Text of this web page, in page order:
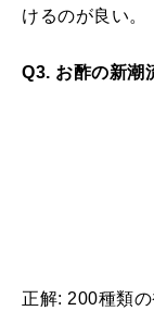
けるのが良い。
Q3. お酢の新潮
正解: 200種類